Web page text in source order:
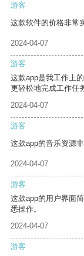
游客
这款软件的价格非常
2024-04-07
游客
这款app是我工作上
更轻松地完成工作任
2024-04-07
游客
这款app的音乐资源
2024-04-07
游客
这款app的用户界面
悉操作。
2024-04-07
游客